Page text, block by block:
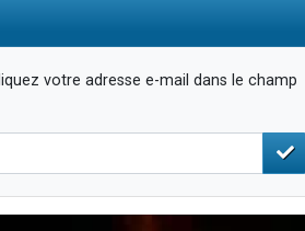
votre adresse e-mail dans le champ